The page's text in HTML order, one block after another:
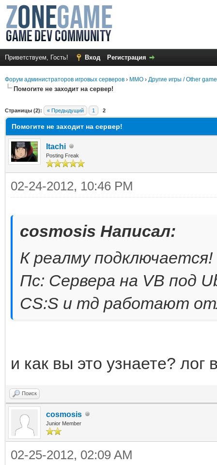
Приветствуем, Гость! Вход Регистрация
Форум администраторов игровых серверов › MMO › Другие игры / Other
Помогите не заходит на сервер!
Страницы (2): « Предыдущий 1 2
Помогите не заходит на сервер!
Itachi
Posting Freak
02-24-2012, 10:46 PM
cosmosis Написал:
К реалму подключается!
Пс: Сервера на VB под
CS:S и тд работают
и как вы это узнаете? лог
Поиск
cosmosis
Junior Member
02-25-2012, 02:09 AM